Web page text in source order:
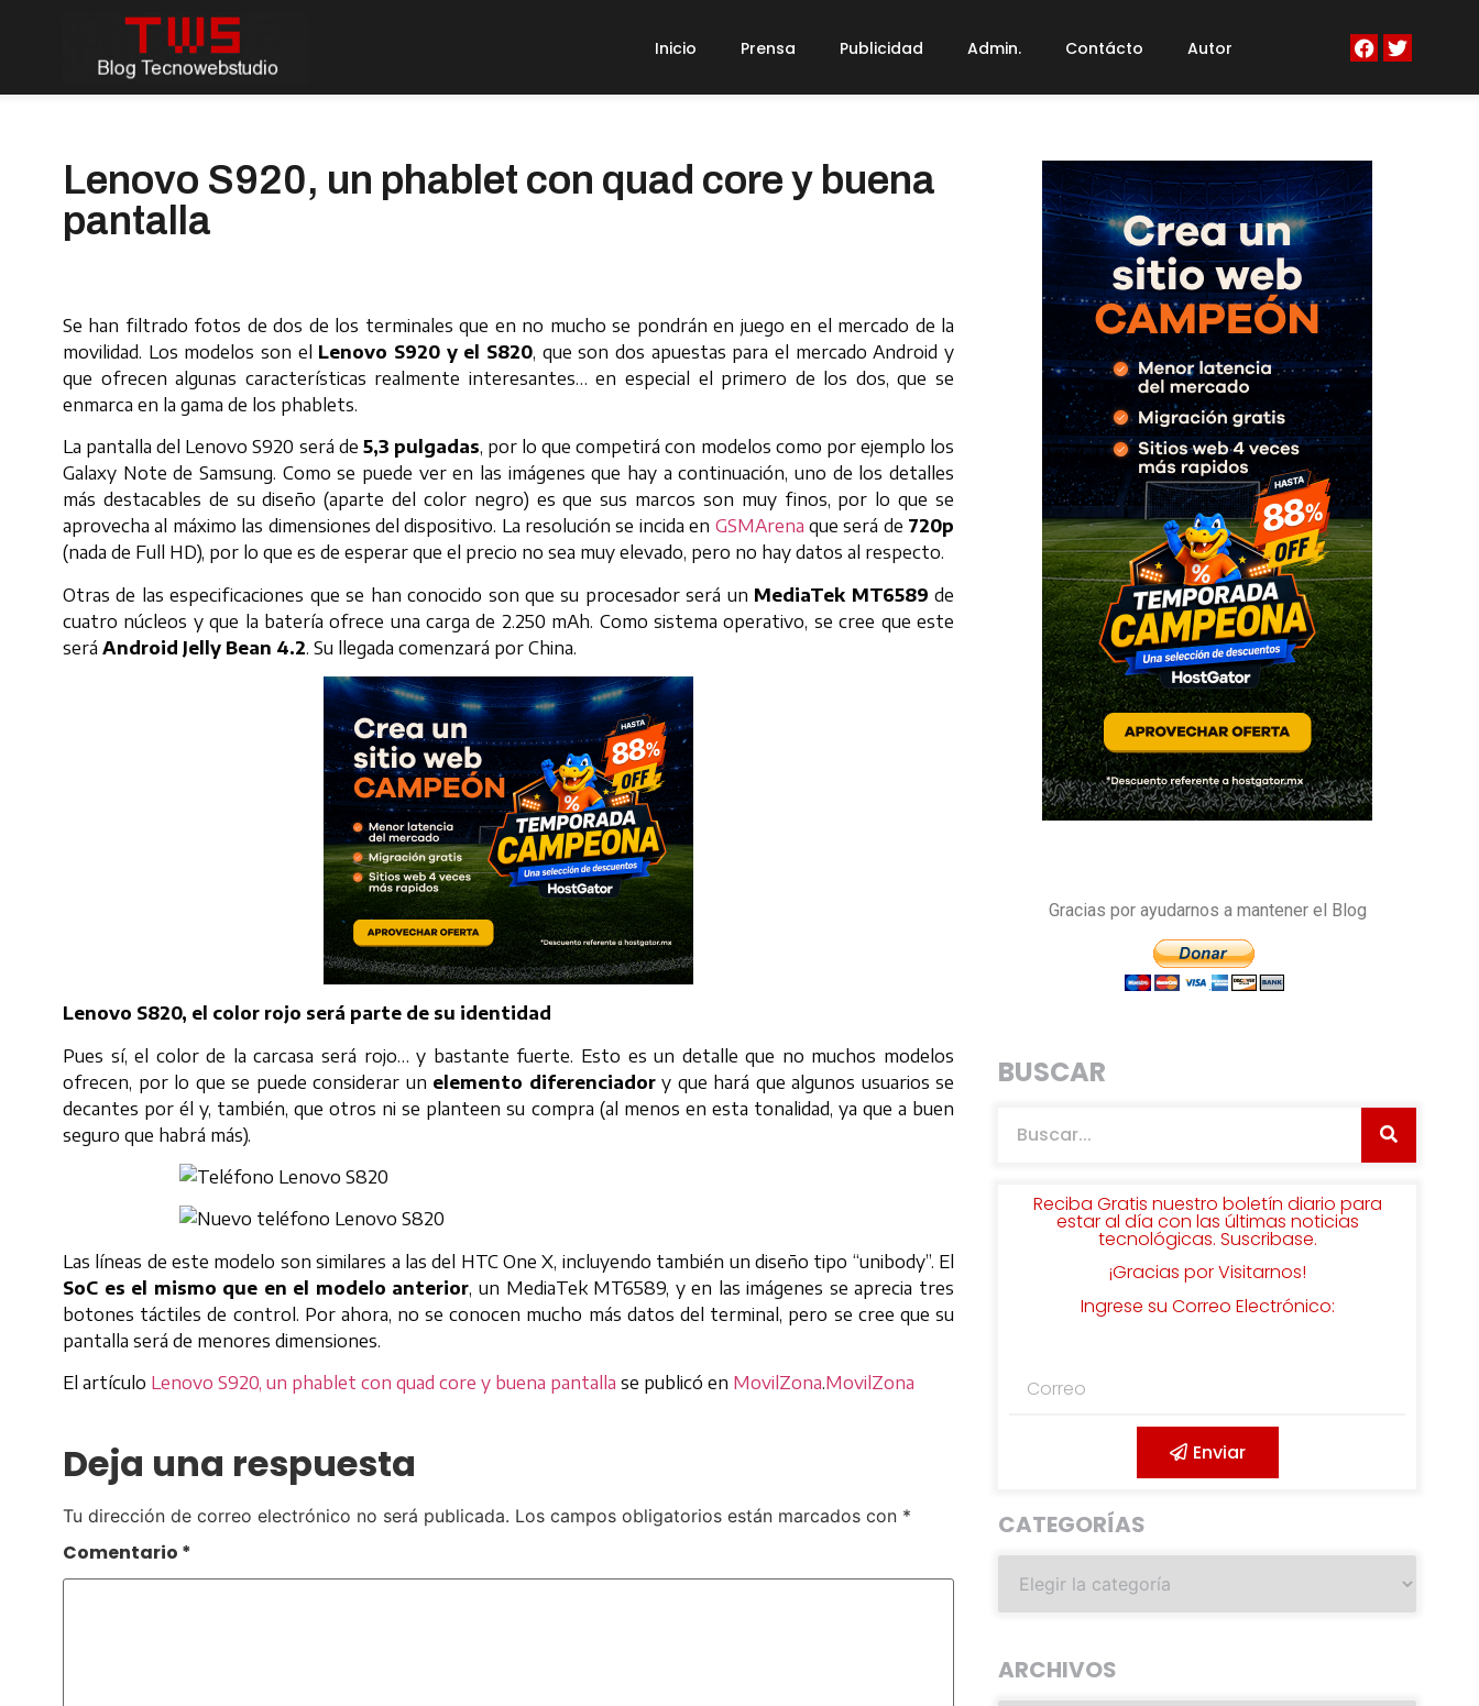
Inicio Prensa Publicidad Admin. Contácto Autor
Lenovo S920, un phablet con quad core y buena
pantalla
Se han filtrado fotos de dos de los terminales que en no mucho se pondrán en juego en el mercado de la
movilidad. Los modelos son el Lenovo S920 y el S820, que son dos apuestas para el mercado Android y
que ofrecen algunas características realmente interesantes… en especial el primero de los dos, que se
enmarca en la gama de los phablets.
La pantalla del Lenovo S920 será de 5,3 pulgadas, por lo que competirá con modelos como por ejemplo los
Galaxy Note de Samsung. Como se puede ver en las imágenes que hay a continuación, uno de los detalles
más destacables de su diseño (aparte del color negro) es que sus marcos son muy finos, por lo que se
aprovecha al máximo las dimensiones del dispositivo. La resolución se incida en GSMArena que será de 720p
(nada de Full HD), por lo que es de esperar que el precio no sea muy elevado, pero no hay datos al respecto.
Otras de las especificaciones que se han conocido son que su procesador será un MediaTek MT6589 de
cuatro núcleos y que la batería ofrece una carga de 2.250 mAh. Como sistema operativo, se cree que este
será Android Jelly Bean 4.2. Su llegada comenzará por China.
Lenovo S820, el color rojo será parte de su identidad
Pues sí, el color de la carcasa será rojo… y bastante fuerte. Esto es un detalle que no muchos modelos
ofrecen, por lo que se puede considerar un elemento diferenciadory que hará que algunos usuarios se
decantes por él y, también, que otros ni se planteen su compra (al menos en esta tonalidad, ya que a buen
seguro que habrá más).
Las líneas de este modelo son similares a las del HTC One X, incluyendo también un diseño tipo “unibody”. El
SoC es el mismo que en el modelo anterior, un MediaTek MT6589, y en las imágenes se aprecia tres
botones táctiles de control. Por ahora, no se conocen mucho más datos del terminal, pero se cree que su
pantalla será de menores dimensiones.
El artículo Lenovo S920, un phablet con quad core y buena pantalla se publicó en MovilZona.MovilZona
Deja una respuesta
Tu dirección de correo electrónico no será publicada. Los campos obligatorios están marcados con *
Comentario *
Gracias por ayudarnos a mantener el Blog
BUSCAR
Reciba Gratis nuestro boletín diario para
estar al día con las últimas noticias
tecnológicas. Suscribase.
¡Gracias por Visitarnos!
Ingrese su Correo Electrónico:
Enviar
CATEGORÍAS
ARCHIVOS